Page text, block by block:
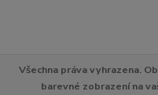
Všechna práva vyhrazena.
barevné zobrazení na